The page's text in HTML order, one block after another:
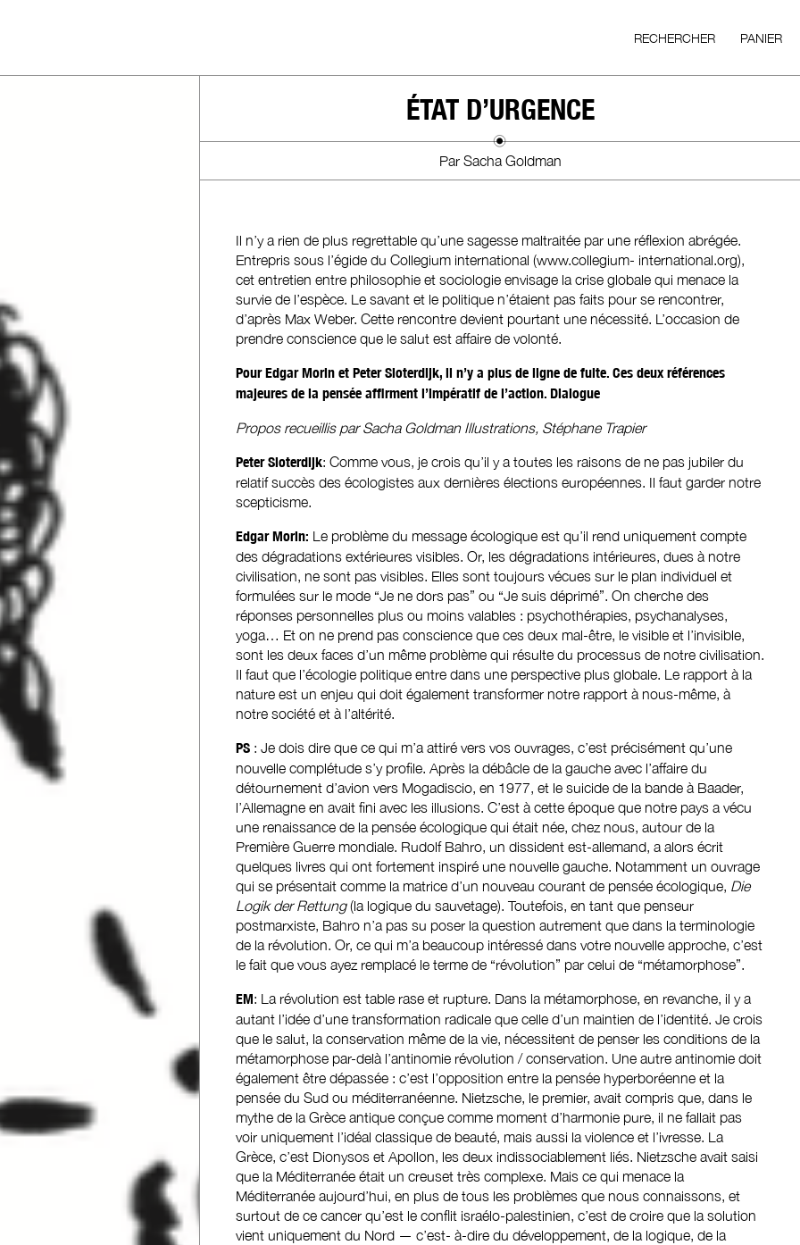
RECHERCHER PANIER
ÉTAT D’URGENCE
Par Sacha Goldman
Il n’y a rien de plus regrettable qu’une sagesse maltraitée par une réflexion abrégée.
Entrepris sous l’égide du Collegium international (www.collegium- international.org),
cet entretien entre philosophie et sociologie envisage la crise globale qui menace la
survie de l’espèce. Le savant et le politique n’étaient pas faits pour se rencontrer,
d’après Max Weber. Cette rencontre devient pourtant une nécessité. L’occasion de
prendre conscience que le salut est affaire de volonté.
Pour Edgar Morin et Peter Sloterdijk, il n’y a plus de ligne de fuite. Ces deux références
majeures de la pensée affirment l’impératif de l’action. Dialogue
Propos recueillis par Sacha Goldman Illustrations, Stéphane Trapier
Peter Sloterdijk: Comme vous, je crois qu’il y a toutes les raisons de ne pas jubiler du
relatif succès des écologistes aux dernières élections européennes. Il faut garder notre
scepticisme.
Edgar Morin: Le problème du message écologique est qu’il rend uniquement compte
des dégradations extérieures visibles. Or, les dégradations intérieures, dues à notre
civilisation, ne sont pas visibles. Elles sont toujours vécues sur le plan individuel et
formulées sur le mode “Je ne dors pas” ou “Je suis déprimé”. On cherche des
réponses personnelles plus ou moins valables : psychothérapies, psychanalyses,
yoga… Et on ne prend pas conscience que ces deux mal-être, le visible et l’invisible,
sont les deux faces d’un même problème qui résulte du processus de notre civilisation.
Il faut que l’écologie politique entre dans une perspective plus globale. Le rapport à la
nature est un enjeu qui doit également transformer notre rapport à nous-même, à
notre société et à l’altérité.
PS : Je dois dire que ce qui m’a attiré vers vos ouvrages, c’est précisément qu’une
nouvelle complétude s’y profile. Après la débâcle de la gauche avec l’affaire du
détournement d’avion vers Mogadiscio, en 1977, et le suicide de la bande à Baader,
l’Allemagne en avait fini avec les illusions. C’est à cette époque que notre pays a vécu
une renaissance de la pensée écologique qui était née, chez nous, autour de la
Première Guerre mondiale. Rudolf Bahro, un dissident est-allemand, a alors écrit
quelques livres qui ont fortement inspiré une nouvelle gauche. Notamment un ouvrage
qui se présentait comme la matrice d’un nouveau courant de pensée écologique, Die
Logik der Rettung(la logique du sauvetage). Toutefois, en tant que penseur
postmarxiste, Bahro n’a pas su poser la question autrement que dans la terminologie
de la révolution. Or, ce qui m’a beaucoup intéressé dans votre nouvelle approche, c’est
le fait que vous ayez remplacé le terme de “révolution” par celui de “métamorphose”.
EM: La révolution est table rase et rupture. Dans la métamorphose, en revanche, il y a
autant l’idée d’une transformation radicale que celle d’un maintien de l’identité. Je crois
que le salut, la conservation même de la vie, nécessitent de penser les conditions de la
métamorphose par-delà l’antinomie révolution / conservation. Une autre antinomie doit
également être dépassée : c’est l’opposition entre la pensée hyperboréenne et la
pensée du Sud ou méditerranéenne. Nietzsche, le premier, avait compris que, dans le
mythe de la Grèce antique conçue comme moment d’harmonie pure, il ne fallait pas
voir uniquement l’idéal classique de beauté, mais aussi la violence et l’ivresse. La
Grèce, c’est Dionysos et Apollon, les deux indissociablement liés. Nietzsche avait saisi
que la Méditerranée était un creuset très complexe. Mais ce qui menace la
Méditerranée aujourd’hui, en plus de tous les problèmes que nous connaissons, et
surtout de ce cancer qu’est le conflit israélo-palestinien, c’est de croire que la solution
vient uniquement du Nord — c’est- à-dire du développement, de la logique, de la